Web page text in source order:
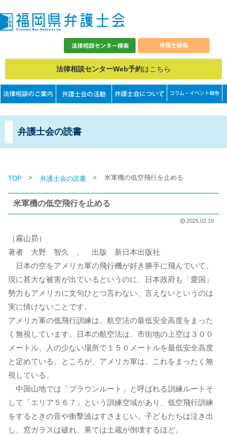
法律相談センターWeb予約はこちら
弁護士会の読書
TOP > 弁護士会の読書 > 米軍機の低空飛行を止める
米軍機の低空飛行を止める
2025.02.19
（霧山昴）
著者 大野 智久 、 出版 新日本出版社
日本の空をアメリカ軍の飛行機が好き勝手に飛んでいて、
現に甚大な被害が出ているというのに、日本政府も「愛国」
勢力もアメリカに文句ひとつ言わない、言えないというのは
実に情けないことです。
アメリカ軍の低飛行訓練は、航空法の最低安全高度をまった
く無視しています。日本の航空法は、市街地の上空は３００
メートル、人の少ない場所で１５０メートルを最低安全高度
と定めている。ところが、アメリカ軍は、これをまったく無
視している。
中国山地では「ブラウンルート」と呼ばれる訓練ルートそ
して「エリア５６７」という訓練空域があり、低空飛行訓練
をするときの音や衝撃波はすさまじい。子どもたちは泣き出
し、窓ガラスは破れ、果ては土蔵が倒壊するほど。